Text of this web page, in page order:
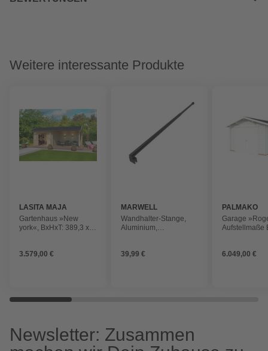
Weitere interessante Produkte
LASITA MAJA
Gartenhaus »New
york«, BxHxT: 389,3 x
Dachüberstand), Holz
3.579,00 €
MARWELL
Wandhalter-Stange,
Aluminium,
39,99 €
PALMAKO
Garage
Aufstellmaße
Holz
6.049,00 €
Newsletter: Zusammen